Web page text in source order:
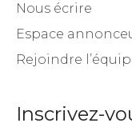
Nous écrire
Espace
Rejoindre
Inscrivez-